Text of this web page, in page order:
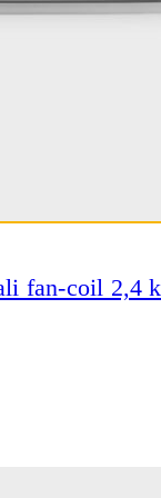
fan-coil 2,4